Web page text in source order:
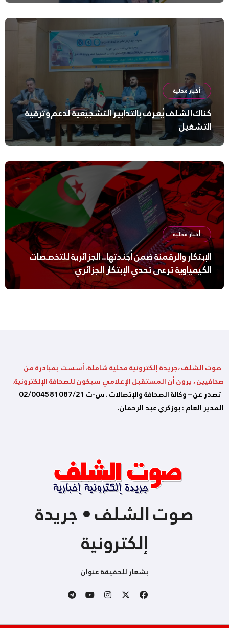
أخبار محلية
كناك الشلف يُعرف بالتدابير التشجيعية لدعم وترقية
التشغيل
أخبار محلية
الإبتكار والرقمنة ضمن أجندتها.. الجزائرية للتخصصات
الكيمياوية ترعى تحدي الإبتكار الجزائري
صوت الشلف ،جريدة إلكترونية محلية شاملة، أسست بمبادرة من
صحافيين ، يرون أن المستقبل الإعلامي سيكون للصحافة الإلكترونية.
تصدر عن – وكالة الصحافة والإتصالات . س-ت 02/004581087/21
المدير العام : بوزكري عبد الرحمان.
صوت الشلف • جريدة
إلكترونية
بشعار للحقيقة عنوان